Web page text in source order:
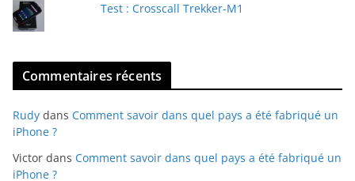
Test : Crosscall Trekker-M1
Commentaires récents
Rudy dans Comment savoir dans quel pays a été fabriqué un
iPhone ?
Victor dans Comment savoir dans quel pays a été fabriqué un
iPhone ?